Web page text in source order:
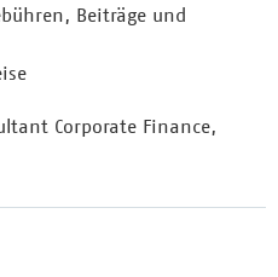
Beiträge und
Corporate Finance,